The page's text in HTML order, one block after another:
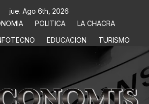
jue. Ago 6th, 2026
POLITICA
LA CHACRA
EDUCACION TURISMO